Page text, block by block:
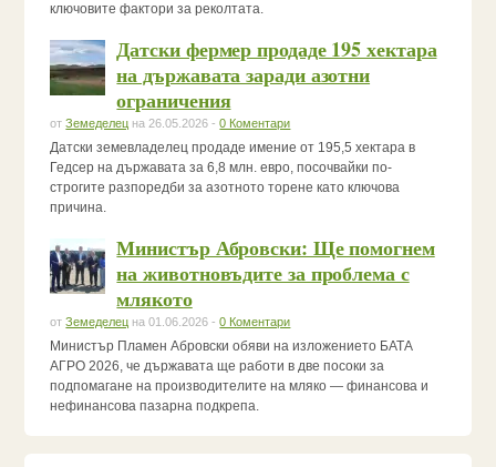
ключовите фактори за реколтата.
Датски фермер продаде 195 хектара
на държавата заради азотни
ограничения
отЗемеделец на 26.05.2026 -0 Коментари
Датски земевладелец продаде имение от 195,5 хектара в
Гедсер на държавата за 6,8 млн. евро, посочвайки по-
строгите разпоредби за азотното торене като ключова
причина.
Министър Абровски: Ще помогнем
на животновъдите за проблема с
млякото
отЗемеделец на 01.06.2026 -0 Коментари
Министър Пламен Абровски обяви на изложението БАТА
АГРО 2026, че държавата ще работи в две посоки за
подпомагане на производителите на мляко — финансова и
нефинансова пазарна подкрепа.